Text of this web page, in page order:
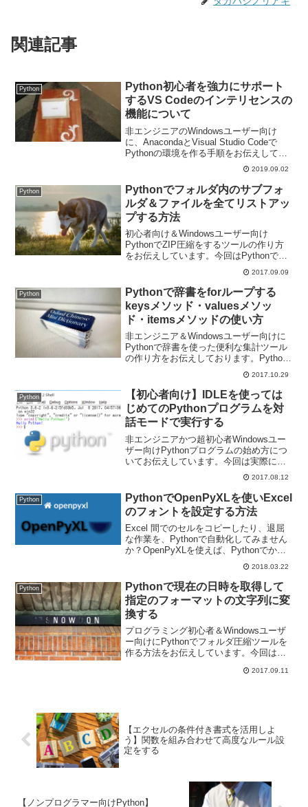
関連記事
Python
Python初心者を強力にサポート
するVS Codeのインテリセンスの
機能について
非エンジニアのWindowsユーザー向け
に、AnacondaとVisual Studio Codeで
Pythonの環境を作る手順をお伝えしてい
ます。今回は、VS Codeのインテリセン
2019.09.02
Python
Pythonでフォルダ内のサブフォ
ルダ＆ファイルを全てリストアッ
プする方法
初心者向け＆Windowsユーザー向け
PythonでZIP圧縮をするツールの作り方
をお伝えしています。今回はPythonでフ
ォルダ内のツリー構造を走査してサブフ
ォルダとファイルを全てリストアップす
る方法です。
2017.09.09
Python
Pythonで辞書をforループする
keysメソッド・valuesメソッ
ド・itemsメソッドの使い方
非エンジニア＆Windowsユーザー向けに
Pythonで辞書を使った便利な集計ツール
の作り方をお伝えしております。Python
で辞書をforループするkeysメソッド・
valuesメソッド・itemsメソッドの使い方
です。
2017.10.29
Python
【初心者向け】IDLEを使っては
じめてのPythonプログラムを対
話モードで実行する
非エンジニアかつ超初心者Windowsユー
ザー向けPythonプログラムの始め方につ
いてお伝えしています。今回は実際に
Pythonのプログラミングをはじめます。
公式のIDLEという開発環境を使います。
2017.08.12
Python
PythonでOpenPyXLを使いExcel
のフォントを設定する方法
Excel 間でのセルをコピーしたり、退屈
な作業を、Pythonで自動化してみません
か？OpenPyXLを使えば、Pythonでかん
たんにExcel 作業を実現できます。本記
事では、PythonでOpenPyXLを使いExcel
のフォントを設定する方法をご紹介しま
す！
2018.03.22
Python
Pythonで現在の日時を取得して
指定のフォーマットの文字列に変
換する
プログラミング初心者＆Windowsユーザ
ー向けにPythonでフォルダ圧縮ツールを
作る方法をお伝えしています。今回は
変換する方法についてお伝えします。
2017.09.11
【エクセルの条件付き書式を活用しよ
う】関数を組み合わせて高度なルール設
定をする
【ノンプログラマー向けPython】